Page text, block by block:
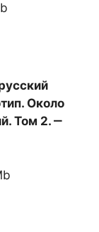
Около
Том 2. ‒